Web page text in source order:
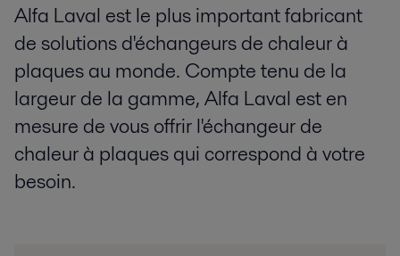
Alfa Laval est le plus important fabricant
de solutions d'échangeurs de chaleur à
plaques au monde. Compte tenu de la
largeur de la gamme, Alfa Laval est en
mesure de vous offrir l'échangeur de
chaleur à plaques qui correspond à votre
besoin.